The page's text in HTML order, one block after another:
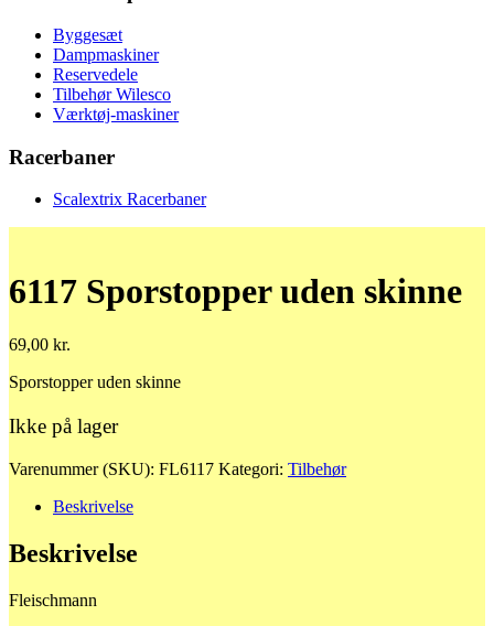
Byggesæt
Dampmaskiner
Reservedele
Tilbehør Wilesco
Værktøj-maskiner
Racerbaner
Scalextrix Racerbaner
6117 Sporstopper uden skinne
69,00 kr.
Sporstopper uden skinne
Ikke på lager
Varenummer (SKU): FL6117 Kategori: Tilbehør
Beskrivelse
Beskrivelse
Fleischmann